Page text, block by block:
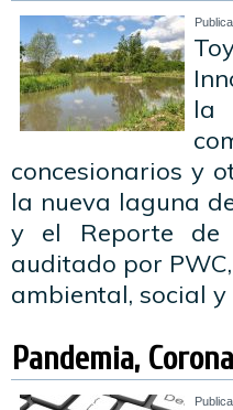
la
concesionarios y
la nueva laguna
y el Reporte de
auditado por
ambiental, social y
Pandemia,